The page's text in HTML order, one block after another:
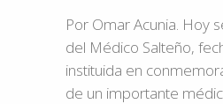
Por Omar Acunia. Hoy
del Médico Salteño,
instituida en
de un importante